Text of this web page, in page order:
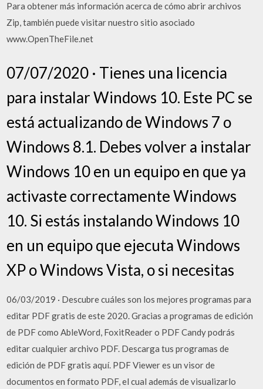
Para obtener más información acerca de cómo abrir archivos
Zip, también puede visitar nuestro sitio asociado
www.OpenTheFile.net
07/07/2020 · Tienes una licencia
para instalar Windows 10. Este PC se
está actualizando de Windows 7 o
Windows 8.1. Debes volver a instalar
Windows 10 en un equipo en que ya
activaste correctamente Windows
10. Si estás instalando Windows 10
en un equipo que ejecuta Windows
XP o Windows Vista, o si necesitas
06/03/2019 · Descubre cuáles son los mejores programas para
editar PDF gratis de este 2020. Gracias a programas de edición
de PDF como AbleWord, FoxitReader o PDF Candy podrás
editar cualquier archivo PDF. Descarga tus programas de
edición de PDF gratis aquí. PDF Viewer es un visor de
documentos en formato PDF, el cual además de visualizarlo